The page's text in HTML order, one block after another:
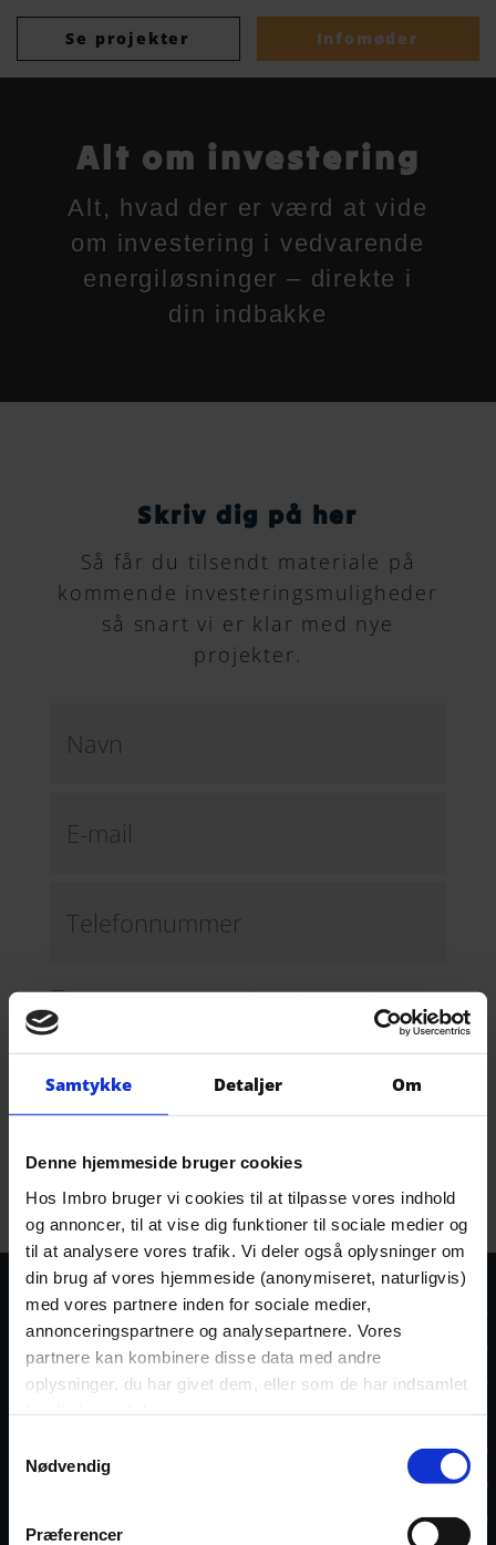
Samtykke Detaljer Om
Denne hjemmeside bruger cookies
Hos Imbro bruger vi cookies til at tilpasse vores indhold
og annoncer, til at vise dig funktioner til sociale medier og
til at analysere vores trafik. Vi deler også oplysninger om
din brug af vores hjemmeside (anonymiseret, naturligvis)
med vores partnere inden for sociale medier,
annonceringspartnere og analysepartnere. Vores
partnere kan kombinere disse data med andre
oplysninger, du har givet dem, eller som de har indsamlet
Nødvendig
Præferencer
Alt om investering
Alt, hvad der er værd at vide
om investering i vedvarende
energiløsninger – direkte i
din indbakke
Skriv dig på her
Så får du tilsendt materiale på
kommende investeringsmuligheder
så snart vi er klar med nye
projekter.
mail *
* Jeg accepterer Imbrosbetingelser
Se projekter Infomøder